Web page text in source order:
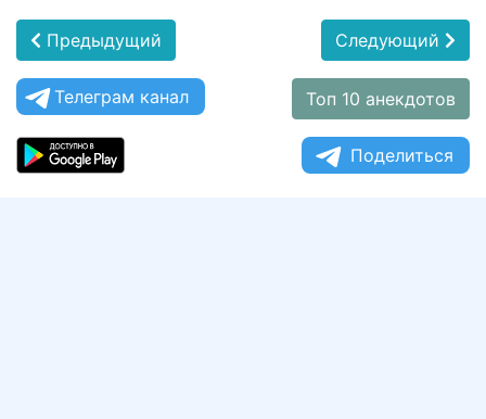
Предыдущий Следующий
Телеграм канал Топ 10 анекдотов
Поделиться